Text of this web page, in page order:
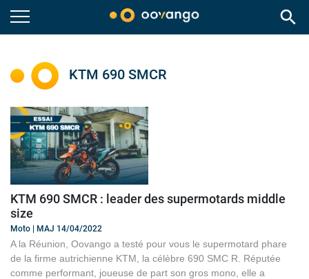
search
KTM 690 SMCR
KTM 690 SMCR : leader des supermotards middle
size
Moto | MAJ 14/04/2022
A la Réunion, Oovango a testé pour vous le supermotard phare
de la firme autrichienne KTM, la célèbre 690 SMC R. Réputée
comme performant, joueuse de part son gros mono, elle a